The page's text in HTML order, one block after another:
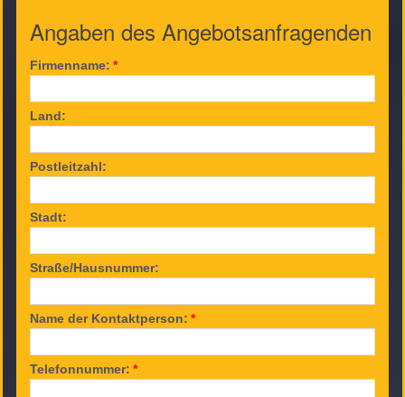
Angaben des Angebotsanfragenden
Firmenname: *
Land:
Postleitzahl:
Stadt:
Straße/Hausnummer:
Name der Kontaktperson: *
Telefonnummer: *